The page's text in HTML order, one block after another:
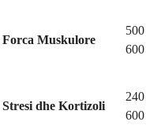
Forca Muskulore
Stresi dhe Kortizoli